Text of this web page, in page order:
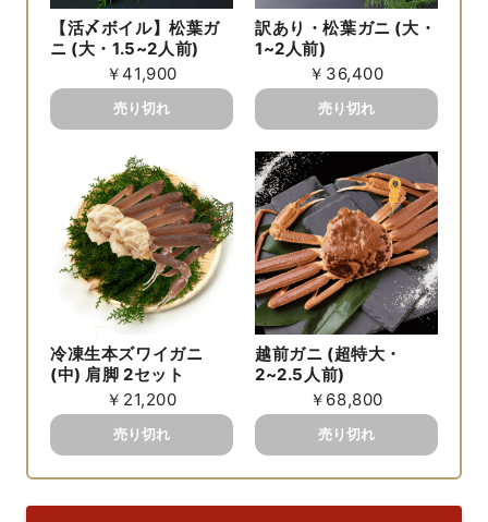
【活〆ボイル】松葉ガ
ニ (大・1.5~2人前)
￥41,900
訳あり・松葉ガニ (大・
1~2人前)
￥36,400
冷凍生本ズワイガニ
(中) 肩脚 2セット
￥21,200
越前ガニ (超特大・
2~2.5人前)
￥68,800